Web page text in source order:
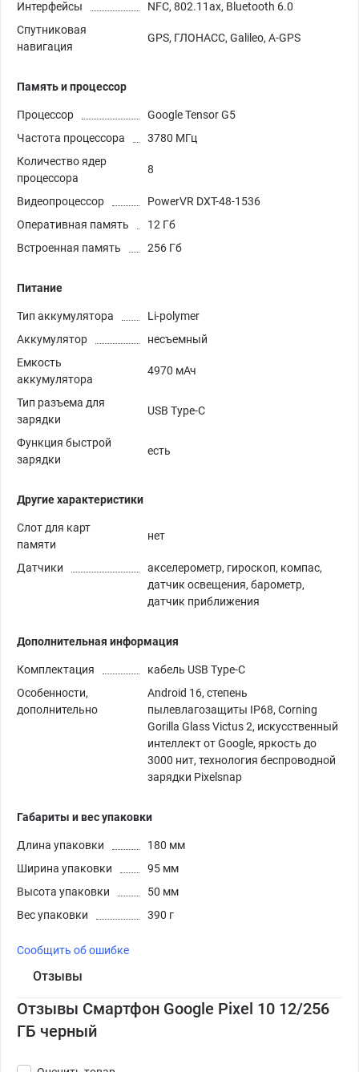
Интерфейсы
NFC, 802.11ax, Bluetooth 6.0
Спутниковая
навигация
GPS, ГЛОНАСС, Galileo, A-GPS
Память и процессор
Процессор
Google Tensor G5
Частота процессора
3780 МГц
Количество ядер
процессора
8
Видеопроцессор
PowerVR DXT-48-1536
Оперативная память
12 Гб
Встроенная память
256 Гб
Питание
Тип аккумулятора
Li-polymer
Аккумулятор
несъемный
Емкость
аккумулятора
4970 мАч
Тип разъема для
зарядки
USB Type-C
Функция быстрой
зарядки
есть
Другие характеристики
Слот для карт
памяти
нет
Датчики
акселерометр, гироскоп, компас,
датчик освещения, барометр,
датчик приближения
Дополнительная информация
Комплектация
кабель USB Type-C
Особенности,
дополнительно
Android 16, степень
пылевлагозащиты IP68, Corning
Gorilla Glass Victus 2, искусственный
интеллект от Google, яркость до
3000 нит, технология беспроводной
зарядки Pixelsnap
Габариты и вес упаковки
Длина упаковки
180 мм
Ширина упаковки
95 мм
Высота упаковки
50 мм
Вес упаковки
390 г
Сообщить об ошибке
Отзывы
Отзывы Смартфон Google Pixel 10 12/256
ГБ черный